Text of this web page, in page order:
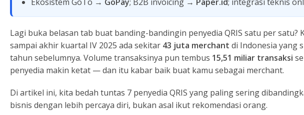
Lagi buka belasan tab buat banding-bandingin penyedia QRIS satu per satu?
sampai akhir kuartal IV 2025 ada sekitar 43 juta merchant di Indonesia yang
tahun sebelumnya. Volume transaksinya pun tembus 15,51 miliar transaksi
penyedia makin ketat — dan itu kabar baik buat kamu sebagai merchant.
Di artikel ini, kita bedah tuntas 7 penyedia QRIS yang paling sering
bisnis dengan lebih percaya diri, bukan asal ikut rekomendasi orang.